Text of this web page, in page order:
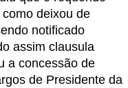
deixou de
notificado
assim clausula
a concessão de
de Presidente da